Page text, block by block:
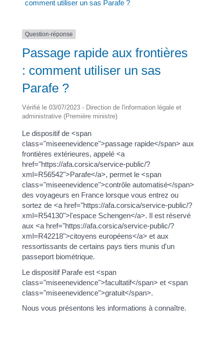
comment utiliser un sas Parafe ?
Question-réponse
Passage rapide aux frontières
: comment utiliser un sas
Parafe ?
Vérifié le 03/07/2023 - Direction de l'information légale et
administrative (Première ministre)
Le dispositif de <span
class="miseenevidence">passage rapide</span> aux
frontières extérieures, appelé <a
href="https://afa.corsica/service-public/?
xml=R56542">Parafe</a>, permet le <span
class="miseenevidence">contrôle automatisé</span>
des voyageurs en France lorsque vous entrez ou
sortez de <a href="https://afa.corsica/service-public/?
xml=R54130">l'espace Schengen</a>. Il est réservé
aux <a href="https://afa.corsica/service-public/?
xml=R42218">citoyens européens</a> et aux
ressortissants de certains pays tiers munis d'un
passeport biométrique.
Le dispositif Parafe est <span
class="miseenevidence">facultatif</span> et <span
class="miseenevidence">gratuit</span>.
Nous vous présentons les informations à connaître.